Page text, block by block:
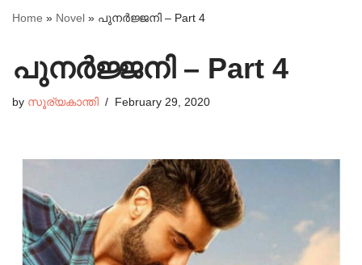
Home » Novel » പുനർജ്ജനി – Part 4
പുനർജ്ജനി – Part 4
by സൂര്യകാന്തി February 29, 2020